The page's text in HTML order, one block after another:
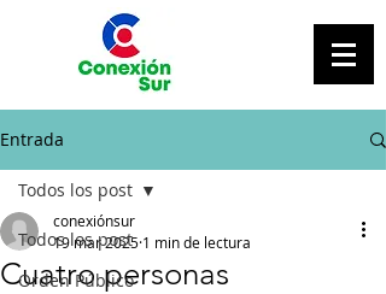
Entrada
Todos los post
Orden Público
Todos los post
Cuatro personas
conexiónsur
19 mar 2025 1 min de lectura